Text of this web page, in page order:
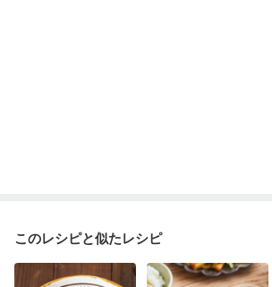
このレシピと似たレシピ